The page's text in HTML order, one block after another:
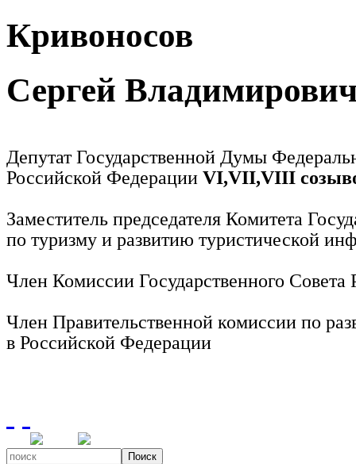
Кривоносов
Сергей
Депутат Государственной Думы
Российской Федерации VI,VII,VIII
Заместитель председателя Комитета
по туризму и развитию туристической
Член Комиссии Государственного
Член Правительственной комиссии по
в Российской Федерации
Поиск